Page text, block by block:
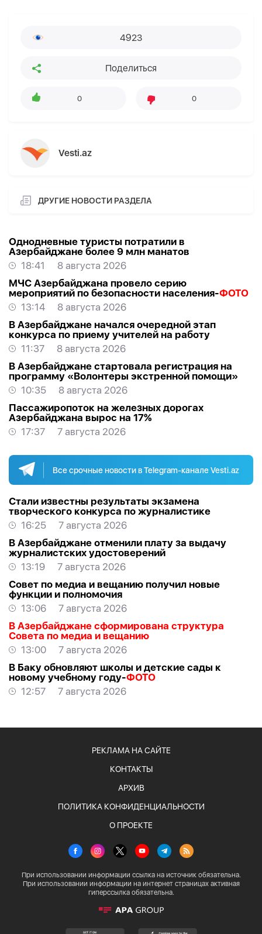
4923
Поделиться
0 0
Vesti.az
ДРУГИЕ НОВОСТИ РАЗДЕЛА
Однодневные туристы потратили в
Азербайджане более 9 млн манатов
18:41
8 августа 2026
МЧС Азербайджана провело серию
мероприятий по безопасности населения-ФОТО
13:14
8 августа 2026
В Азербайджане начался очередной этап
конкурса по приему учителей на работу
11:37
8 августа 2026
В Азербайджане стартовала регистрация на
программу «Волонтеры экстренной помощи»
10:35
8 августа 2026
Пассажиропоток на железных дорогах
Азербайджана вырос на 17%
17:37
7 августа 2026
Все срочные новости в Telegram-канале Vesti.az
Стали известны результаты экзамена
творческого конкурса по журналистике
16:25
7 августа 2026
В Азербайджане отменили плату за выдачу
журналистских удостоверений
13:19
7 августа 2026
Совет по медиа и вещанию получил новые
функции и полномочия
13:06
7 августа 2026
В Азербайджане сформирована структура
Совета по медиа и вещанию
13:00
7 августа 2026
В Баку обновляют школы и детские сады к
новому учебному году-ФОТО
12:57
7 августа 2026
РЕКЛАМА НА САЙТЕ
КОНТАКТЫ
АРХИВ
ПОЛИТИКА КОНФИДЕНЦИАЛЬНОСТИ
О ПРОЕКТЕ
При использовании информации ссылка на источник обязательна.
При использовании информации на интернет страницах активная
гиперссылка обязательна.